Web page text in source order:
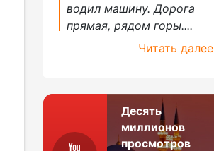
водил машину. Дорога
прямая, рядом горы....
Читать далее
Десять
миллионов
просмотров